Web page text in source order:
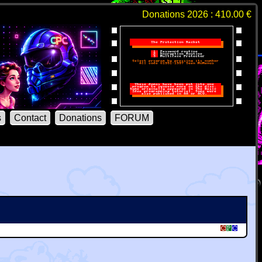
Donations 2026 : 410.00 €
Contact Donations FORUM